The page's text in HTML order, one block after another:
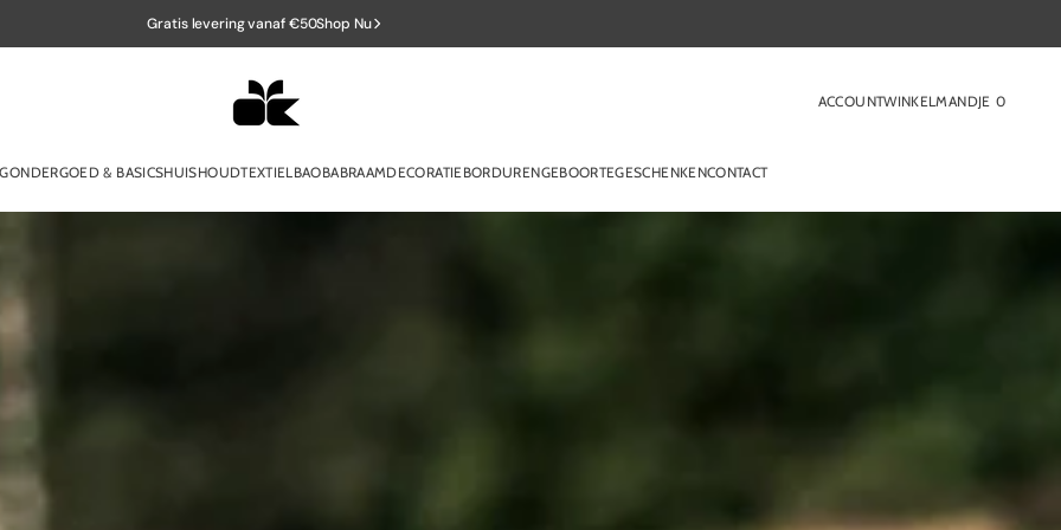
Gratis levering vanaf €50Shop Nu
ACCOUNTWINKELMANDJE 0
0
ONDERGOED & BASICSHUISHOUDTEXTIELBAOBABRAAMDECORATIEBORDURENGEBOORTEGESCHENKENCONTACT